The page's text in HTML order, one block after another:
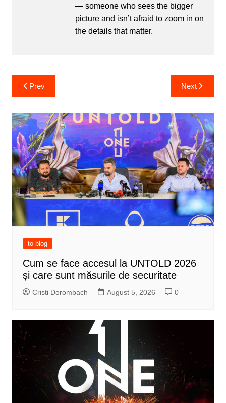
— someone who sees the bigger
picture and isn’t afraid to zoom in on
the details that matter.
Post
navigation
Prev Next
to blog
Cum se face accesul la UNTOLD 2026
și care sunt măsurile de securitate
Cristi Dorombach August 5, 2026 0